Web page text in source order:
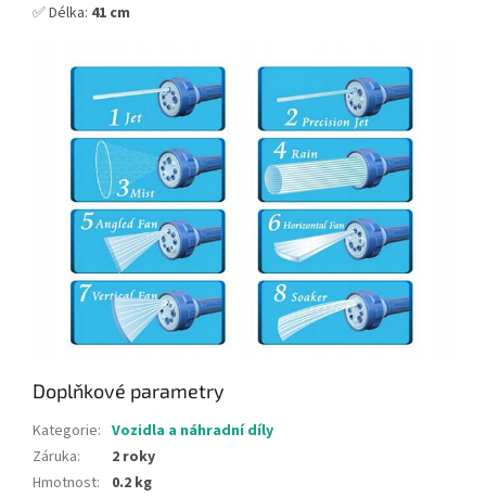
✅ Délka: 41 cm
Doplňkové parametry
Kategorie: Vozidla a náhradní díly
Záruka:
2 roky
Hmotnost: 0.2 kg